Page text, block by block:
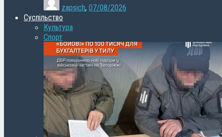
zapsich, 07/08/2026
Суспільство
Культура
Спорт